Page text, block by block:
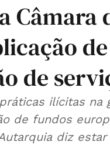
Câmara
de
ilícitas na
de fundos
diz estar